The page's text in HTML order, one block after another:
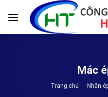
Mác
Trang chủ - Nhãn